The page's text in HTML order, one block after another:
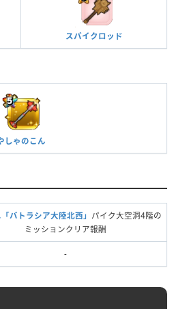
スパイクロッド
しゃのこん
バトラシア大陸北西」 パイク大空洞4階の
ミッションクリア報酬
-